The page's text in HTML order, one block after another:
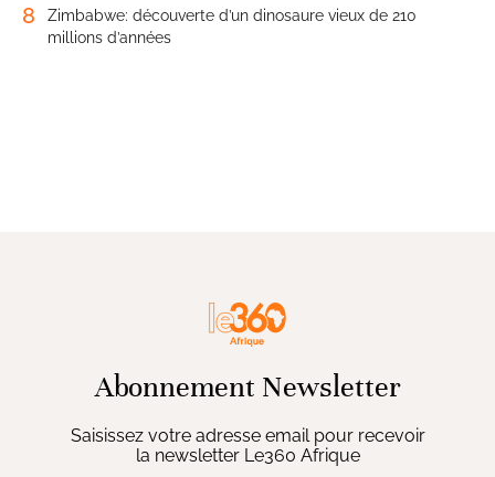
8
Zimbabwe: découverte d’un dinosaure vieux de 210
millions d’années
Abonnement Newsletter
Saisissez votre adresse email pour recevoir
la newsletter Le360 Afrique